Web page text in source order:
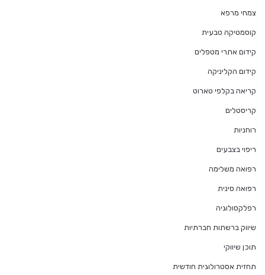
צמחי מרפא
קוסמטיקה טבעית
קידום אתרי מטפלים
קידום הקליניקה
קריאה בקלפי טארוט
קריסטלים
רוחניות
ריפוי בצבעים
רפואה משלימה
רפואה סינית
רפלקסולוגיה
שיווק ברשתות חברתיות
תוכן שיווקי
תחזית אסטרולוגית חודשית